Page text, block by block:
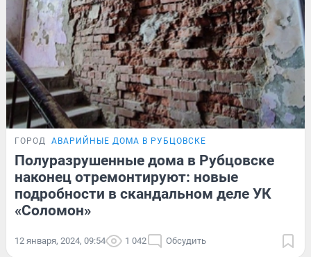
ГОРОД АВАРИЙНЫЕ ДОМА В РУБЦОВСКЕ
Полуразрушенные дома в Рубцовске
наконец отремонтируют: новые
подробности в скандальном деле УК
«Соломон»
12 января, 2024, 09:54 1 042 Обсудить